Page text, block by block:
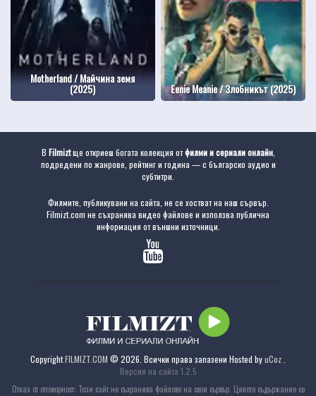
Motherland / Майчина земя
(2025) Eenie Meanie / Злобникът (2025)
В Filmiztще откриеш богата колекция отфилми и сериали онлайн,
подредени по жанрове, рейтинг и година — с българско аудио и
субтитри.
Филмите, публикувани на сайта, не се хостват на наш сървър.
Filmizt.com не съхранява видео файлове и използва публична
информация от външни източници.
CopyrightFILMIZT.COM © 2026. Всички права запазени Hosted byuCoz
Версия на сайта 1.2.5
Отказ от отговорност: Този сайт не съхранява файлове на своя сървър. Цялото съдържание се